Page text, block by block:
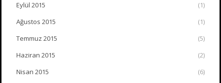
Eylül 2015
(1)
Ağustos 2015
(1)
Temmuz 2015
(5)
Haziran 2015
(2)
Nisan 2015
(6)